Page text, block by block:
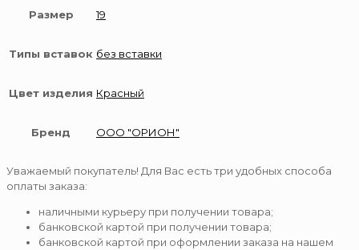
Размер 19
Типы вставок без вставки
Цвет изделия Красный
Бренд ООО "ОРИОН"
Уважаемый покупатель! Для Вас есть три удобных способа
оплаты заказа:
наличными курьеру при получении товара;
банковской картой при получении товара;
банковской картой при оформлении заказа на нашем